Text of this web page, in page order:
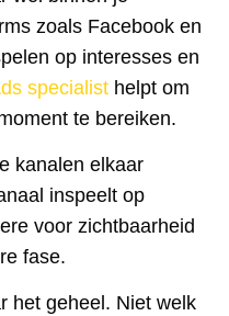
zoals Facebook en
op interesses en
specialist helpt om
te bereiken.
kanalen elkaar
inspeelt op
voor zichtbaarheid
fase.
het geheel. Niet welk